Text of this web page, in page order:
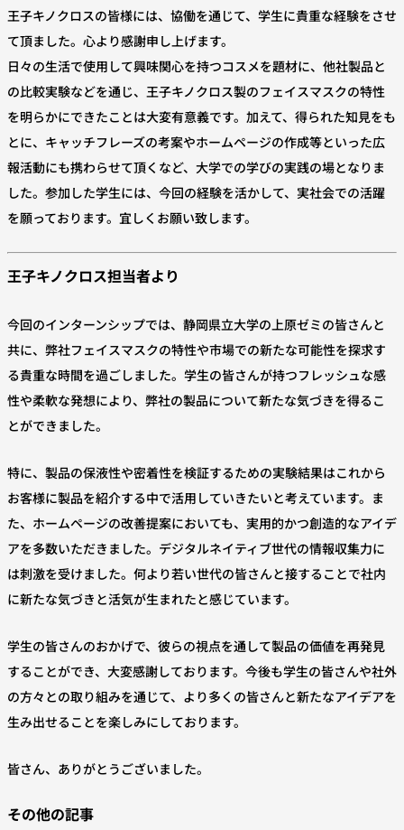
王子キノクロスの皆様には、協働を通じて、学生に貴重な経験をさせ
て頂ました。心より感謝申し上げます。
日々の生活で使用して興味関心を持つコスメを題材に、他社製品と
の比較実験などを通じ、王子キノクロス製のフェイスマスクの特性
を明らかにできたことは大変有意義です。加えて、得られた知見をも
とに、キャッチフレーズの考案やホームページの作成等といった広
報活動にも携わらせて頂くなど、大学での学びの実践の場となりま
した。参加した学生には、今回の経験を活かして、実社会での活躍
を願っております。宜しくお願い致します。
王子キノクロス担当者より
今回のインターンシップでは、静岡県立大学の上原ゼミの皆さんと
共に、弊社フェイスマスクの特性や市場での新たな可能性を探求す
る貴重な時間を過ごしました。学生の皆さんが持つフレッシュな感
性や柔軟な発想により、弊社の製品について新たな気づきを得るこ
とができました。
特に、製品の保液性や密着性を検証するための実験結果はこれから
お客様に製品を紹介する中で活用していきたいと考えています。ま
た、ホームページの改善提案においても、実用的かつ創造的なアイデ
アを多数いただきました。デジタルネイティブ世代の情報収集力に
は刺激を受けました。何より若い世代の皆さんと接することで社内
に新たな気づきと活気が生まれたと感じています。
学生の皆さんのおかげで、彼らの視点を通して製品の価値を再発見
することができ、大変感謝しております。今後も学生の皆さんや社外
の方々との取り組みを通じて、より多くの皆さんと新たなアイデアを
生み出せることを楽しみにしております。
皆さん、ありがとうございました。
その他の記事